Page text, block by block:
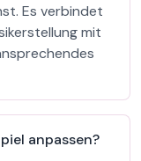
Es verbindet
mit
anpassen?